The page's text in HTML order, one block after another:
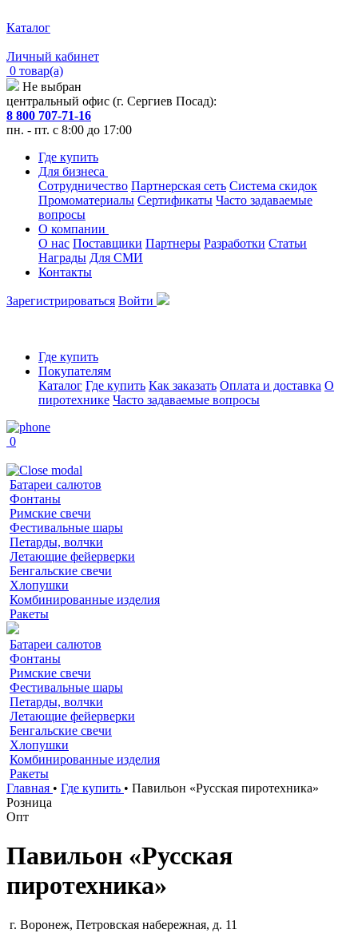
Каталог
Личный кабинет
0 товар(а)
Не выбран
центральный офис (г. Сергиев Посад):
8 800 707-71-16
пн. - пт. с 8:00 до 17:00
Где купить
Для бизнеса
Сотрудничество Партнерская сеть Система скидок
Промоматериалы Сертификаты Часто задаваемые
вопросы
О компании
О нас Поставщики Партнеры Разработки Статьи
Награды Для СМИ
Контакты
Зарегистрироваться Войти
Где купить
Покупателям
Каталог Где купить Как заказать Оплата и доставка О
пиротехнике Часто задаваемые вопросы
0
Батареи салютов
Фонтаны
Римские свечи
Фестивальные шары
Петарды, волчки
Летающие фейерверки
Бенгальские свечи
Хлопушки
Комбинированные изделия
Ракеты
Батареи салютов
Фонтаны
Римские свечи
Фестивальные шары
Петарды, волчки
Летающие фейерверки
Бенгальские свечи
Хлопушки
Комбинированные изделия
Ракеты
Главная • Где купить • Павильон «Русская пиротехника»
Розница
Опт
Павильон «Русская
пиротехника»
г. Воронеж, Петровская набережная, д. 11